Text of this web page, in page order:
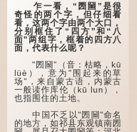
乍一看，“圐圙”是很
奇怪的两个字，但仔细看
看，这两个字由两个大口，
分别框住了“四方”和“八
面”两组字，框着的四方八
面，代表什么呢？
"圐圙"（音：枯略，kū
lüè），意为"围起来的草
场"，来自蒙古语，内蒙古
一般读作库伦（kū lun），
也指围住的土地。
中国不乏以"圐圙"命名
的地方，如祁县东观镇南圐